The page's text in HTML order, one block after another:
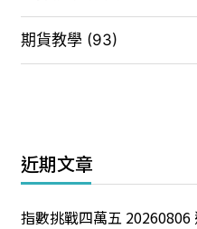
期貨教學 (93)
近期文章
指數挑戰四萬五 20260806